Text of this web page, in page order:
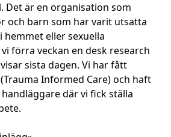
Det är en organisation som
och barn som har varit utsatta
eller sexuella
förra veckan en desk research
sista dagen. Vi har fått
Informed Care) och haft
där vi fick ställa